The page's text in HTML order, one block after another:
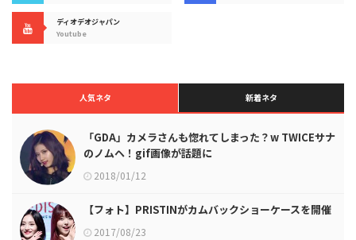
ディオデオジャパン
Youtube
人気ネタ 新着ネタ
「GDA」カメラさんも惚れてしまった？w TWICEサナ
のノムヘ！gif画像が話題に
2018/01/12
【フォト】PRISTINがカムバックショーケースを開催
2017/08/23